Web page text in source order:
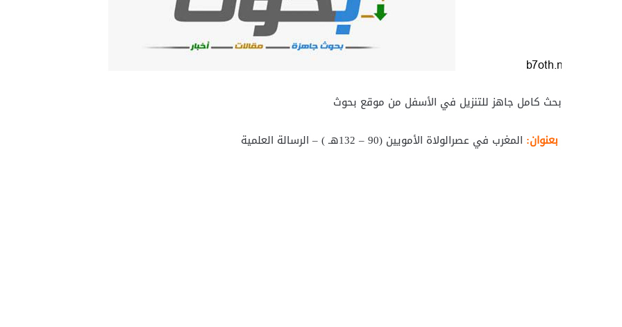
بحث كامل جاهز للتنزيل في الأسفل من موقع بحوث
بعنوان: المغرب في عصرالولاة الأمويين (90 – 132هـ ) – الرسالة العلمية